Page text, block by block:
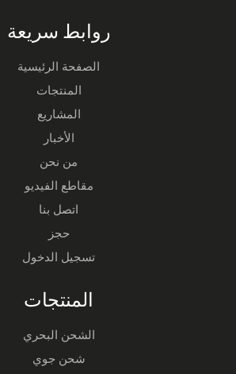
روابط سريعة
الصفحة الرئيسية
المنتجات
المشاريع
الأخبار
من نحن
مقاطع الفيديو
اتصل بنا
حجز
تسجيل الدخول
المنتجات
الشحن البحري
شحن جوي